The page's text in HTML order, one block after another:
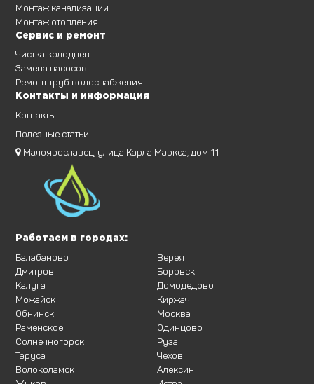
Монтаж канализации
Монтаж отопления
Сервис и ремонт
Чистка колодцев
Замена насосов
Ремонт труб водоснабжения
Контакты и информация
Контакты
Полезные статьи
Малоярославец, улица Карла Маркса, дом 11
Работаем в городах:
Балабаново
Дмитров
Калуга
Можайск
Обнинск
Раменское
Солнечногорск
Таруса
Верея
Боровск
Домодедово
Киржач
Москва
Одинцово
Руза
Чехов
Волоколамск
Алексин